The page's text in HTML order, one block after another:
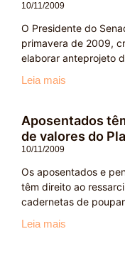
10/11/2009
O Presidente do
primavera de 2009,
elaborar anteprojeto
Leia mais
Aposentados
de valores do
10/11/2009
Os aposentados e
têm direito ao
cadernetas de
Leia mais